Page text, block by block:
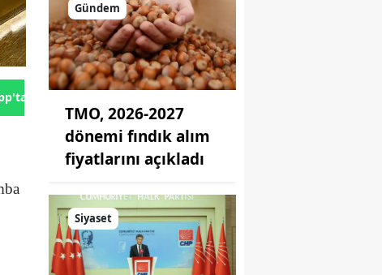
Gönder
Gündem
TMO, 2026-2027
dönemi fındık alım
fiyatlarını açıkladı
Siyaset